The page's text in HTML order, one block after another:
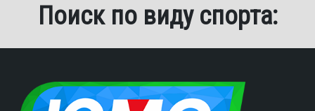
Поиск по виду спорта: